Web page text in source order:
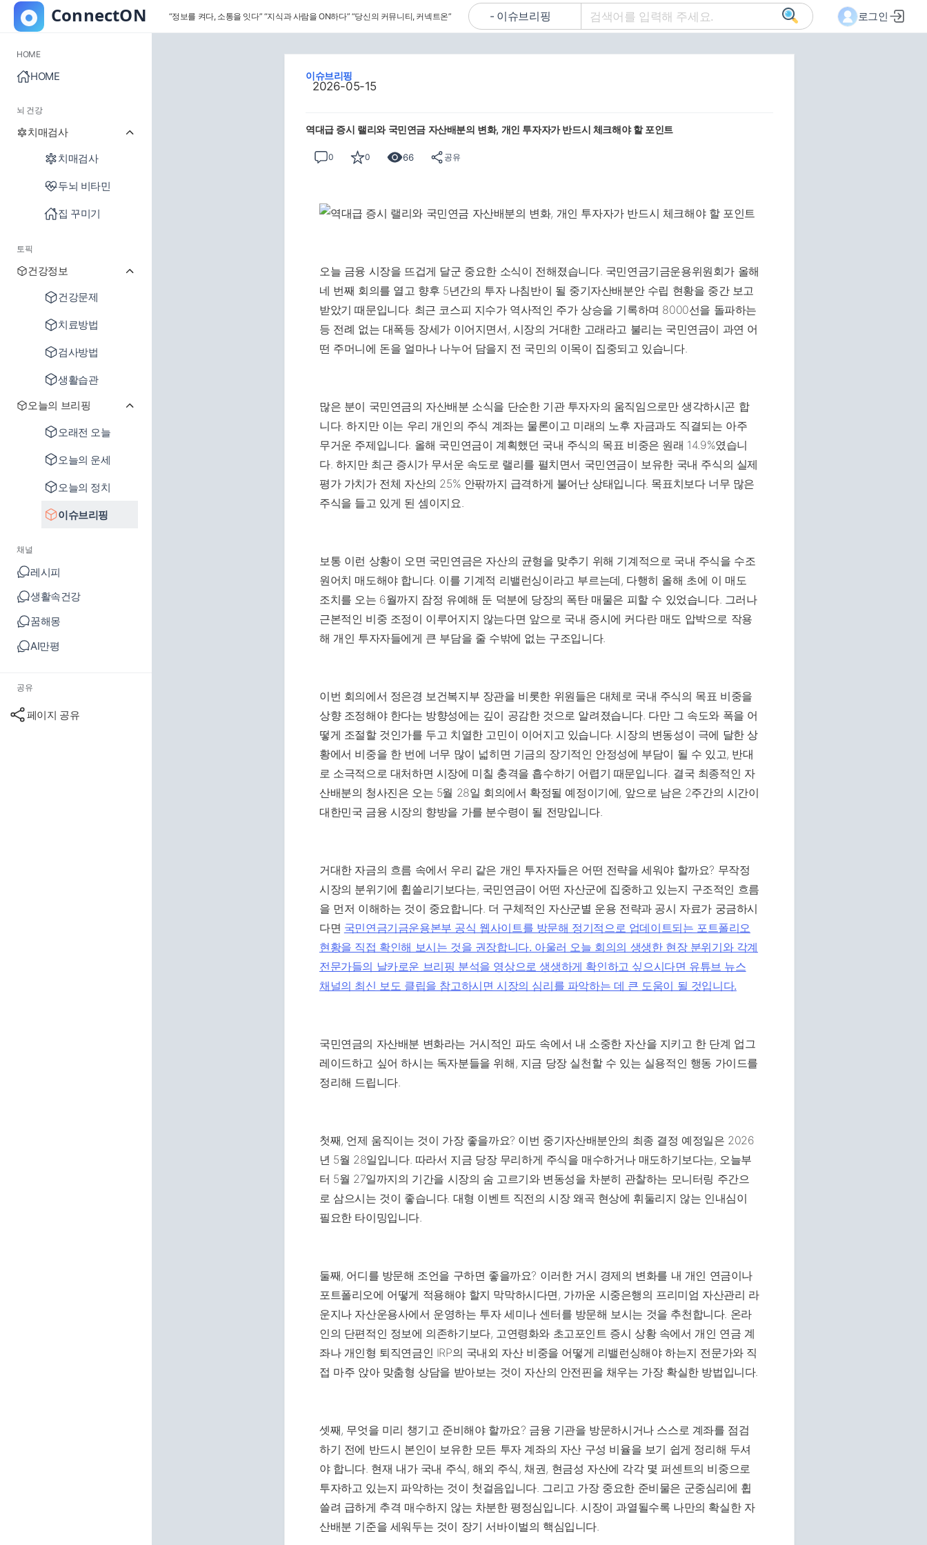
“정보를 켜다, 소통을 잇다” “지식과 사람을 ON하다” “당신의 커뮤니티, 커넥트온” 로그인
HOME
HOME
뇌 건강
치매검사
치매검사
두뇌 비타민
집 꾸미기
토픽
건강정보
건강문제
치료방법
검사방법
생활습관
오늘의 브리핑
오래전 오늘
오늘의 운세
오늘의 정치
이슈브리핑
채널
레시피
생활속건강
꿈해몽
AI만평
공유
페이지 공유
이슈브리핑
2026-05-15
역대급 증시 랠리와 국민연금 자산배분의 변화, 개인 투자자가 반드시 체크해야 할 포인트
0 0 66 공유
오늘 금융 시장을 뜨겁게 달군 중요한 소식이 전해졌습니다. 국민연금기금운용위원회가 올해
네 번째 회의를 열고 향후 5년간의 투자 나침반이 될 중기자산배분안 수립 현황을 중간 보고
받았기 때문입니다. 최근 코스피 지수가 역사적인 주가 상승을 기록하며 8000선을 돌파하는
등 전례 없는 대폭등 장세가 이어지면서, 시장의 거대한 고래라고 불리는 국민연금이 과연 어
떤 주머니에 돈을 얼마나 나누어 담을지 전 국민의 이목이 집중되고 있습니다.
많은 분이 국민연금의 자산배분 소식을 단순한 기관 투자자의 움직임으로만 생각하시곤 합
니다. 하지만 이는 우리 개인의 주식 계좌는 물론이고 미래의 노후 자금과도 직결되는 아주
무거운 주제입니다. 올해 국민연금이 계획했던 국내 주식의 목표 비중은 원래 14.9%였습니
다. 하지만 최근 증시가 무서운 속도로 랠리를 펼치면서 국민연금이 보유한 국내 주식의 실제
평가 가치가 전체 자산의 25% 안팎까지 급격하게 불어난 상태입니다. 목표치보다 너무 많은
주식을 들고 있게 된 셈이지요.
보통 이런 상황이 오면 국민연금은 자산의 균형을 맞추기 위해 기계적으로 국내 주식을 수조
원어치 매도해야 합니다. 이를 기계적 리밸런싱이라고 부르는데, 다행히 올해 초에 이 매도
조치를 오는 6월까지 잠정 유예해 둔 덕분에 당장의 폭탄 매물은 피할 수 있었습니다. 그러나
근본적인 비중 조정이 이루어지지 않는다면 앞으로 국내 증시에 커다란 매도 압박으로 작용
해 개인 투자자들에게 큰 부담을 줄 수밖에 없는 구조입니다.
이번 회의에서 정은경 보건복지부 장관을 비롯한 위원들은 대체로 국내 주식의 목표 비중을
상향 조정해야 한다는 방향성에는 깊이 공감한 것으로 알려졌습니다. 다만 그 속도와 폭을 어
떻게 조절할 것인가를 두고 치열한 고민이 이어지고 있습니다. 시장의 변동성이 극에 달한 상
황에서 비중을 한 번에 너무 많이 넓히면 기금의 장기적인 안정성에 부담이 될 수 있고, 반대
로 소극적으로 대처하면 시장에 미칠 충격을 흡수하기 어렵기 때문입니다. 결국 최종적인 자
산배분의 청사진은 오는 5월 28일 회의에서 확정될 예정이기에, 앞으로 남은 2주간의 시간이
대한민국 금융 시장의 향방을 가를 분수령이 될 전망입니다.
거대한 자금의 흐름 속에서 우리 같은 개인 투자자들은 어떤 전략을 세워야 할까요? 무작정
시장의 분위기에 휩쓸리기보다는, 국민연금이 어떤 자산군에 집중하고 있는지 구조적인 흐름
을 먼저 이해하는 것이 중요합니다. 더 구체적인 자산군별 운용 전략과 공시 자료가 궁금하시
다면 국민연금기금운용본부 공식 웹사이트를 방문해 정기적으로 업데이트되는 포트폴리오
현황을 직접 확인해 보시는 것을 권장합니다. 아울러 오늘 회의의 생생한 현장 분위기와 각계
전문가들의 날카로운 브리핑 분석을 영상으로 생생하게 확인하고 싶으시다면 유튜브 뉴스
채널의 최신 보도 클립을 참고하시면 시장의 심리를 파악하는 데 큰 도움이 될 것입니다.
국민연금의 자산배분 변화라는 거시적인 파도 속에서 내 소중한 자산을 지키고 한 단계 업그
레이드하고 싶어 하시는 독자분들을 위해, 지금 당장 실천할 수 있는 실용적인 행동 가이드를
정리해 드립니다.
첫째, 언제 움직이는 것이 가장 좋을까요? 이번 중기자산배분안의 최종 결정 예정일은 2026
년 5월 28일입니다. 따라서 지금 당장 무리하게 주식을 매수하거나 매도하기보다는, 오늘부
터 5월 27일까지의 기간을 시장의 숨 고르기와 변동성을 차분히 관찰하는 모니터링 주간으
로 삼으시는 것이 좋습니다. 대형 이벤트 직전의 시장 왜곡 현상에 휘둘리지 않는 인내심이
필요한 타이밍입니다.
둘째, 어디를 방문해 조언을 구하면 좋을까요? 이러한 거시 경제의 변화를 내 개인 연금이나
포트폴리오에 어떻게 적용해야 할지 막막하시다면, 가까운 시중은행의 프리미엄 자산관리 라
운지나 자산운용사에서 운영하는 투자 세미나 센터를 방문해 보시는 것을 추천합니다. 온라
인의 단편적인 정보에 의존하기보다, 고연령화와 초고포인트 증시 상황 속에서 개인 연금 계
좌나 개인형 퇴직연금인 IRP의 국내외 자산 비중을 어떻게 리밸런싱해야 하는지 전문가와 직
접 마주 앉아 맞춤형 상담을 받아보는 것이 자산의 안전핀을 채우는 가장 확실한 방법입니다.
셋째, 무엇을 미리 챙기고 준비해야 할까요? 금융 기관을 방문하시거나 스스로 계좌를 점검
하기 전에 반드시 본인이 보유한 모든 투자 계좌의 자산 구성 비율을 보기 쉽게 정리해 두셔
야 합니다. 현재 내가 국내 주식, 해외 주식, 채권, 현금성 자산에 각각 몇 퍼센트의 비중으로
투자하고 있는지 파악하는 것이 첫걸음입니다. 그리고 가장 중요한 준비물은 군중심리에 휩
쓸려 급하게 추격 매수하지 않는 차분한 평정심입니다. 시장이 과열될수록 나만의 확실한 자
산배분 기준을 세워두는 것이 장기 서바이벌의 핵심입니다.